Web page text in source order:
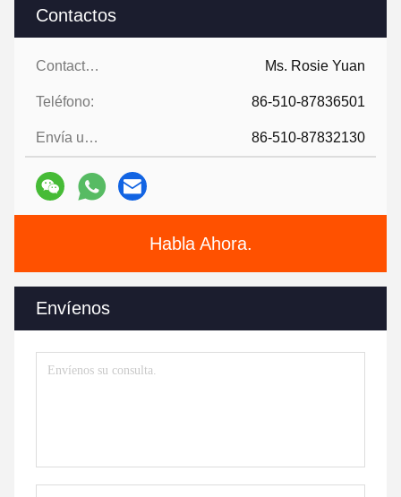
Contactos
Contactos: Ms. Rosie Yuan
Teléfono: 86-510-87836501
Envía un fax.: 86-510-87832130
Habla Ahora.
Envíenos